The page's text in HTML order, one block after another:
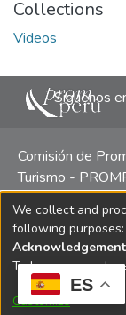
ES
Collections
Videos
Siguenos
Comisión de
Turismo -
Central
Oeste 50,
Lima
We collect and
following purposes:
To learn more,
Customize